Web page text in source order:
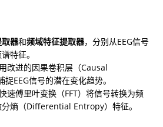
器和频域特征提取器，分别从EEG信号
特征。
改进的因果卷积层（Causal
EEG信号的潜在变化趋势。
速傅里叶变换（FFT）将信号转换为频
熵（Differential Entropy）特征。